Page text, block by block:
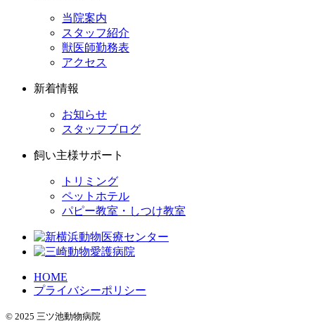
当院案内
スタッフ紹介
獣医師勤務表
アクセス
新着情報
お知らせ
スタッフブログ
飼い主様サポート
トリミング
ペットホテル
パピー教室・しつけ教室
HOME
プライバシーポリシー
© 2025 三ツ池動物病院